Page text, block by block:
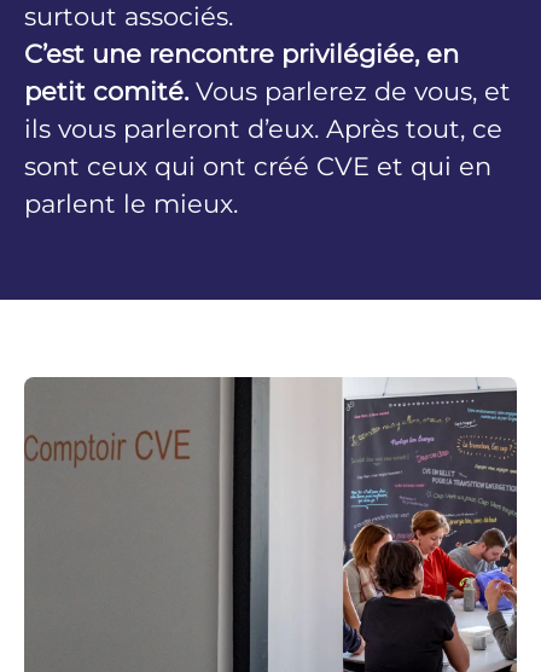
surtout associés.
C’est une rencontre privilégiée, en
petit comité.Vous parlerez de vous, et
ils vous parleront d’eux. Après tout, ce
sont ceux qui ont créé CVE et qui en
parlent le mieux.